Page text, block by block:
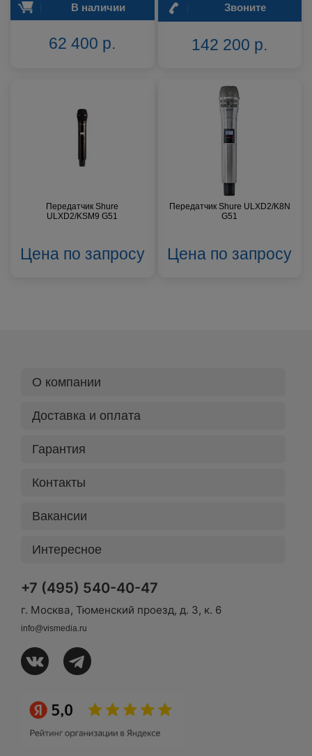
В наличии
62 400 р.
Звоните
142 200 р.
Передатчик Shure
ULXD2/KSM9 G51
Цена по запросу
Передатчик Shure ULXD2/K8N
G51
Цена по запросу
О компании
Доставка и оплата
Гарантия
Контакты
Вакансии
Интересное
+7 (495) 540-40-47
г. Москва, Тюменский проезд, д. 3, к. 6
info@vismedia.ru